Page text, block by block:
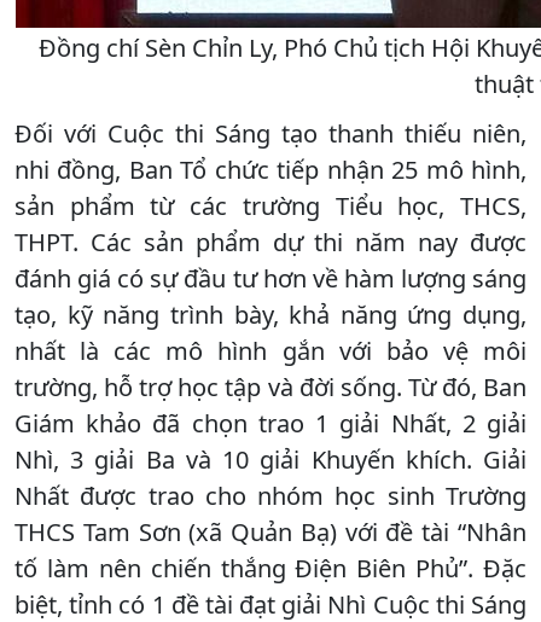
Đồng chí Sèn Chỉn Ly, Phó Chủ tịch Hội
thuật
Đối với Cuộc thi Sáng tạo thanh thiếu niên,
nhi đồng, Ban Tổ chức tiếp nhận 25 mô hình,
sản phẩm từ các trường Tiểu học, THCS,
THPT. Các sản phẩm dự thi năm nay được
đánh giá có sự đầu tư hơn về hàm lượng sáng
tạo, kỹ năng trình bày, khả năng ứng dụng,
nhất là các mô hình gắn với bảo vệ môi
trường, hỗ trợ học tập và đời sống. Từ đó, Ban
Giám khảo đã chọn trao 1 giải Nhất, 2 giải
Nhì, 3 giải Ba và 10 giải Khuyến khích. Giải
Nhất được trao cho nhóm học sinh Trường
THCS Tam Sơn (xã Quản Bạ) với đề tài “Nhân
tố làm nên chiến thắng Điện Biên Phủ”. Đặc
biệt, tỉnh có 1 đề tài đạt giải Nhì Cuộc thi Sáng